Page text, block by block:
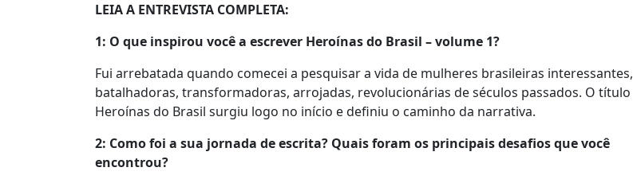
LEIA A ENTREVISTA COMPLETA:
1: O que inspirou você a escrever Heroínas do Brasil – volume 1?
Fui arrebatada quando comecei a pesquisar a vida de mulheres brasileiras interessantes,
batalhadoras, transformadoras, arrojadas, revolucionárias de séculos passados. O título
Heroínas do Brasil surgiu logo no início e definiu o caminho da narrativa.
2: Como foi a sua jornada de escrita? Quais foram os principais desafios que você
encontrou?